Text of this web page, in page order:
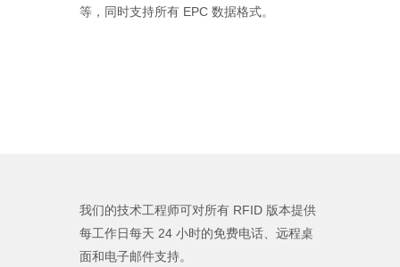
等，同时支持所有 EPC 数据格式。
我们的技术工程师可对所有 RFID 版本提供
每工作日每天 24 小时的免费电话、远程桌
面和电子邮件支持。